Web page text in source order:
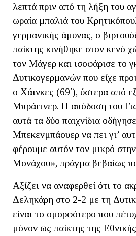
λεπτά πριν από τη λήξη του
ωραία μπαλιά του
γερμανικής άμυνας, ο
παίκτης κινήθηκε στον κενό
τον Μάγερ και ισοφάρισε το
Δυτικογερμανών που είχε
ο Χάινκες (69′), ύστερα από
Μπράιτνερ. Η απόδοση του
αυτά τα δύο παιχνίδια
Μπεκενμπάουερ να πει γι’
φέρουμε αυτόν τον μικρό
Μονάχου», πράγμα βεβαίως
Αξίζει να αναφερθεί ότι το
Δεληκάρη στο 2-2 με τη
είναι το ομορφότερο που
μόνον ως παίκτης της